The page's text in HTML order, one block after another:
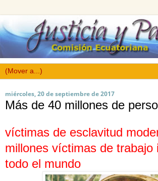
miércoles, 20 de septiembre de 2017
Más de 40 millones de
víctimas de esclavitud
millones víctimas de trabajo
todo el mundo